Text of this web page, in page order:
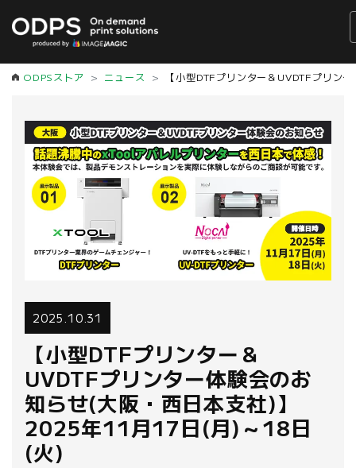
ODPSストア ニュース 【小型DTFプリンター＆UVDTFプリン
2025.10.31
【小型DTFプリンター＆
UVDTFプリンター体験会のお
知らせ(大阪・西日本支社)】
2025年11月17日(月)～18日
(火)